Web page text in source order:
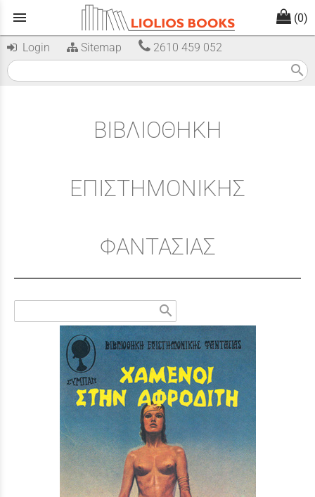
menu (0)
Login Sitemap 2610 459 052
search
ΒΙΒΛΙΟΘΗΚΗ
ΕΠΙΣΤΗΜΟΝΙΚΗΣ
ΦΑΝΤΑΣΙΑΣ
search